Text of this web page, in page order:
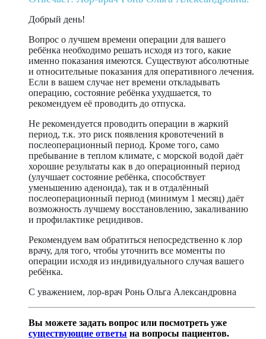
Добрый день!
Вопрос о лучшем времени операции для вашего
ребёнка необходимо решать исходя из того, какие
именно показания имеются. Существуют абсолютные
и относительные показания для оперативного лечения.
Если в вашем случае нет времени откладывать
операцию, состояние ребёнка ухудшается, то
рекомендуем её проводить до отпуска.
Не рекомендуется проводить операции в жаркий
период, т.к. это риск появления кровотечений в
послеоперационный период. Кроме того, само
пребывание в теплом климате, с морской водой даёт
хорошие результаты как в до операционный период
(улучшает состояние ребёнка, способствует
уменьшению аденоида), так и в отдалённый
послеоперационный период (минимум 1 месяц) даёт
возможность лучшему восстановлению, закаливанию
и профилактике рецидивов.
Рекомендуем вам обратиться непосредственно к лор
врачу, для того, чтобы уточнить все моменты по
операции исходя из индивидуального случая вашего
ребёнка.
С уважением, лор-врач Ронь Ольга Александровна
Вы можете задать вопрос или посмотреть уже
существующие ответы на вопросы пациентов.